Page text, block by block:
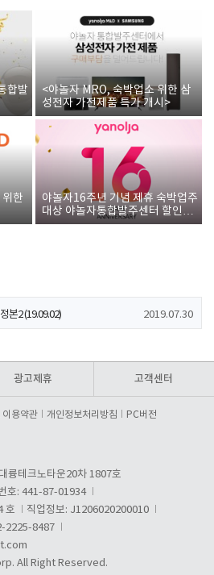
합발
<야놀자 MRO, 숙박업소 위한 삼
성전자 가전제품 특가 개시>
한
야놀자16주년 기념 제휴 숙박업주
대상 야놀자통합발주센터 할인쿠
폰 증정
(19.09.02)
본2 (19.09.02) 2019.07.30
광고제휴 고객센터
이용약관 개인정보처리방침 PC버전
륭테크노타운20차 1807호
호: 441-87-01934
호
직업정보: J1206020200010
2225-8487
All Right Reserved.